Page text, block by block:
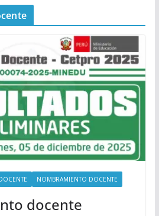
NOMBRAMIENTO DOCENTE
docente